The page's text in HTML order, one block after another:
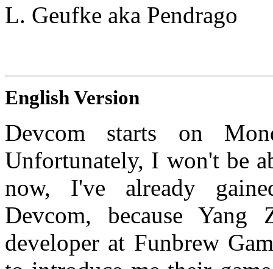
L. Geufke aka Pendrago
English Version
Devcom starts on
Unfortunately, I won't be
now, I've already
Devcom, because
developer at Funbrew